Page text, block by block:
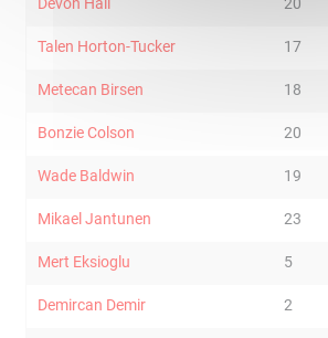
Talen Horton-Tucker 17
Metecan Birsen 18
Bonzie Colson 20
Wade Baldwin 19
Mikael Jantunen 23
Mert Eksioglu 5
Demircan Demir 2